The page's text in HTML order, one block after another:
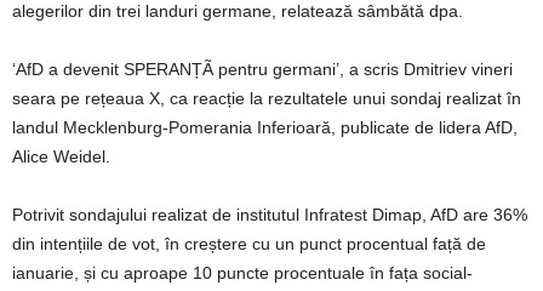
alegerilor din trei landuri germane, relatează sâmbătă dpa.
‘AfD a devenit SPERANȚÃ pentru germani’, a scris Dmitriev vineri
seara pe rețeaua X, ca reacție la rezultatele unui sondaj realizat în
landul Mecklenburg-Pomerania Inferioară, publicate de lidera AfD,
Alice Weidel.
Potrivit sondajului realizat de institutul Infratest Dimap, AfD are 36%
din intențiile de vot, în creștere cu un punct procentual față de
ianuarie, și cu aproape 10 puncte procentuale în fața social-